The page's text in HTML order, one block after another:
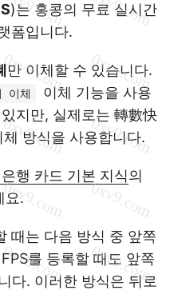
)는 홍콩의 무료 실시간
폼입니다.
만 이체할 수 있습니다.
이체
이체 기능을 사용
지만, 실제로는 轉數快
방식을 사용합니다.
행 카드 기본 지식의
요.
때는 다음 방식 중 앞쪽
를 등록할 때도 앞쪽
다. 이러한 방식은 뒤로